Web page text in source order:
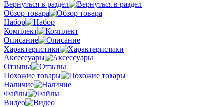
Вернуться в раздел
Обзор товара
Набор
Комплект
Описание
Характеристики
Аксессуары
Отзывы
Похожие товары
Наличие
Файлы
Видео